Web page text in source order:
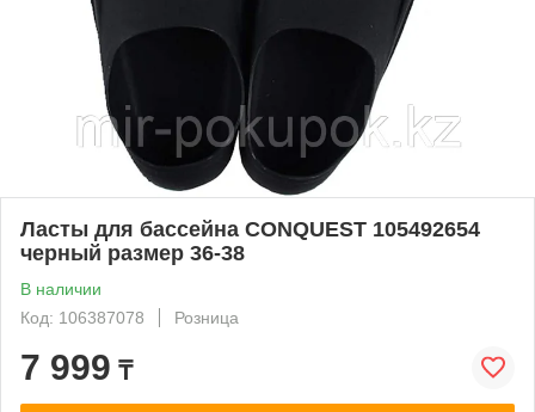
Ласты для бассейна CONQUEST 105492654
черный размер 36-38
В наличии
Код: 106387078
Розница
7 999 ₸